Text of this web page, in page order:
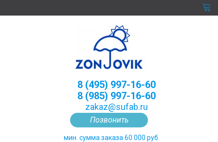
Позвонить
8 (495) 997-16-60
8 (985) 997-16-60
zakaz@sufab.ru
мин. сумма заказа 60 000 руб.